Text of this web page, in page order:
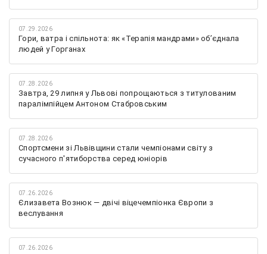
07.29.2026
Гори, ватра і спільнота: як «Терапія мандрами» об’єднала
людей у Горганах
07.28.2026
Завтра, 29 липня у Львові попрощаються з титулованим
паралімпійцем Антоном Стабровським
07.28.2026
Спортсмени зі Львівщини стали чемпіонами світу з
сучасного п'ятиборства серед юніорів
07.26.2026
Єлизавета Вознюк — двічі віцечемпіонка Європи з
веслування
07.26.2026